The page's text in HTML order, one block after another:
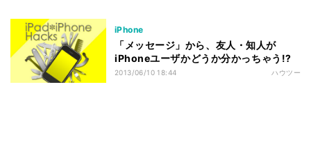
iPhone
「メッセージ」から、友人・知人が
iPhoneユーザかどうか分かっちゃう!?
2013/06/10 18:44 ハウツー